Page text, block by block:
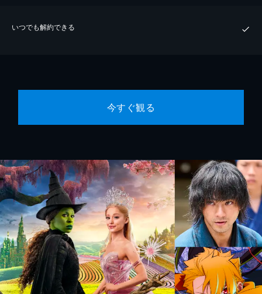
いつでも解約できる
今すぐ観る